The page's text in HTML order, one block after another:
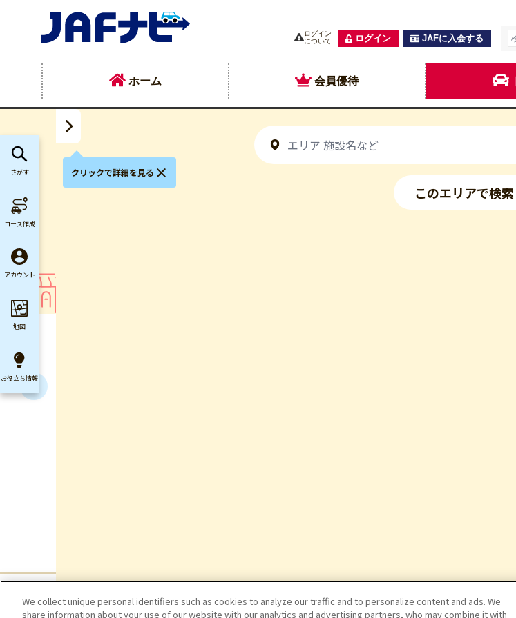
ログイン
について
ログイン JAFに入会する
ホーム 会員優待
このエリアで検索
クリックで詳細を見る
さがす
コース作成
アカウント
地図
お役立ち情報
We collect unique personal identifiers such as cookies to analyze our traffic and to personalize content and ads. We
share information about your use of our website with our analytics and advertising partners, who may combine it with